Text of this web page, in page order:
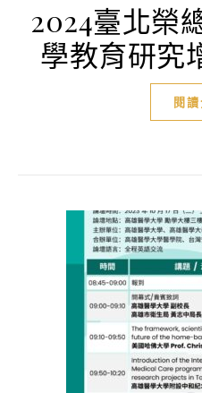
2024臺北榮
學教育研究
閱